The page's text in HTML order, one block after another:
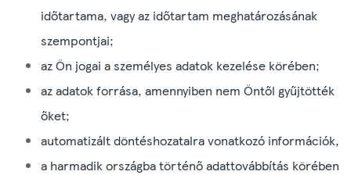
időtartama, vagy az időtartam meghatározásának
szempontjai;
az Ön jogai a személyes adatok kezelése körében;
az adatok forrása, amennyiben nem Öntől gyűjtötték
őket;
automatizált döntéshozatalra vonatkozó információk,
a harmadik országba történő adattovábbítás körében